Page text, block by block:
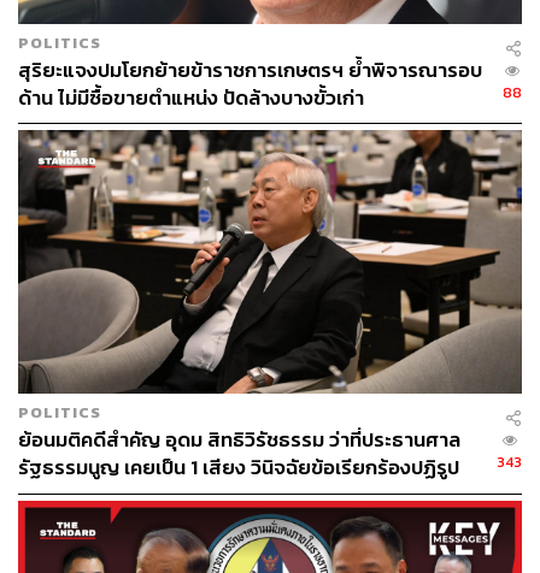
POLITICS
สุริยะแจงปมโยกย้ายข้าราชการเกษตรฯ ย้ำพิจารณารอบ
ด้าน ไม่มีซื้อขายตำแหน่ง ปัดล้างบางขั้วเก่า
88
POLITICS
ย้อนมติคดีสำคัญ อุดม สิทธิวิรัชธรรม ว่าที่ประธานศาล
รัฐธรรมนูญ เคยเป็น 1 เสียง วินิจฉัยข้อเรียกร้องปฏิรูป
สถาบันฯ ไม่เข้าข่ายล้มล้าง
343